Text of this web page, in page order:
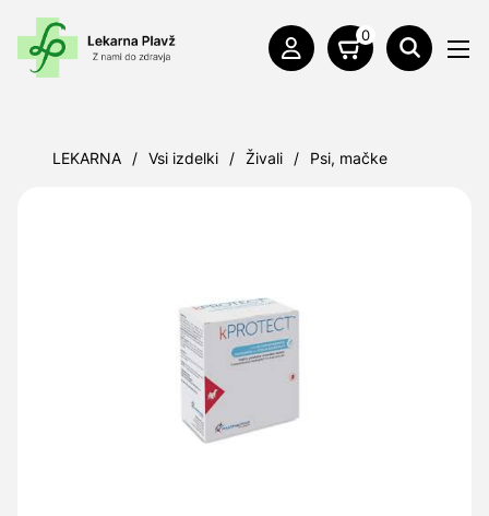
0
LEKARNA / Vsi izdelki / Živali / Psi, mačke